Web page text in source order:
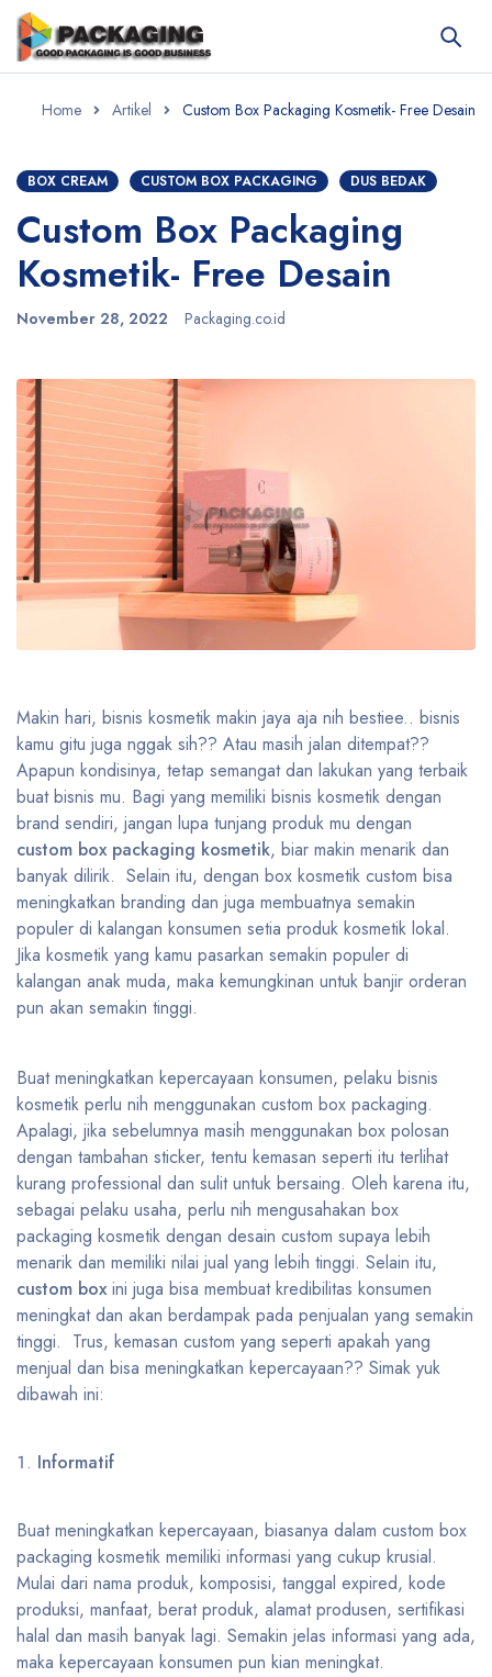
Home Artikel Custom Box Packaging Kosmetik- Free Desain
BOX CREAM CUSTOM BOX PACKAGING DUS BEDAK
Custom Box Packaging
Kosmetik- Free Desain
November 28, 2022 Packaging.co.id
Makin hari, bisnis kosmetik makin jaya aja nih bestiee.. bisnis
kamu gitu juga nggak sih?? Atau masih jalan ditempat??
Apapun kondisinya, tetap semangat dan lakukan yang terbaik
buat bisnis mu. Bagi yang memiliki bisnis kosmetik dengan
brand sendiri, jangan lupa tunjang produk mu dengan
custom box packaging kosmetik, biar makin menarik dan
banyak dilirik. Selain itu, dengan box kosmetik custom bisa
meningkatkan branding dan juga membuatnya semakin
populer di kalangan konsumen setia produk kosmetik lokal.
Jika kosmetik yang kamu pasarkan semakin populer di
kalangan anak muda, maka kemungkinan untuk banjir orderan
pun akan semakin tinggi.
Buat meningkatkan kepercayaan konsumen, pelaku bisnis
kosmetik perlu nih menggunakan custom box packaging.
Apalagi, jika sebelumnya masih menggunakan box polosan
dengan tambahan sticker, tentu kemasan seperti itu terlihat
kurang professional dan sulit untuk bersaing. Oleh karena itu,
sebagai pelaku usaha, perlu nih mengusahakan box
packaging kosmetik dengan desain custom supaya lebih
menarik dan memiliki nilai jual yang lebih tinggi. Selain itu,
custom box ini juga bisa membuat kredibilitas konsumen
meningkat dan akan berdampak pada penjualan yang semakin
tinggi. Trus, kemasan custom yang seperti apakah yang
menjual dan bisa meningkatkan kepercayaan?? Simak yuk
dibawah ini:
Informatif
Buat meningkatkan kepercayaan, biasanya dalam custom box
packaging kosmetik memiliki informasi yang cukup krusial.
Mulai dari nama produk, komposisi, tanggal expired, kode
produksi, manfaat, berat produk, alamat produsen, sertifikasi
halal dan masih banyak lagi. Semakin jelas informasi yang ada,
maka kepercayaan konsumen pun kian meningkat.